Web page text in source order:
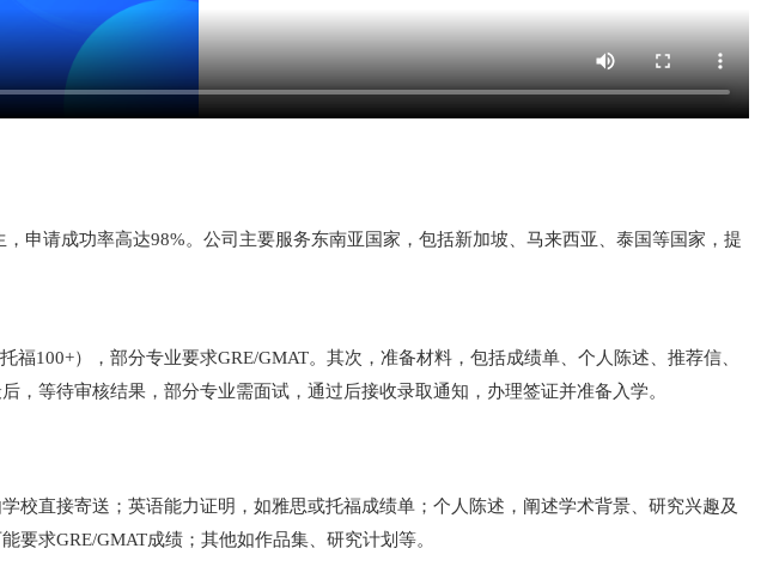
申请成功率高达98%。公司主要服务东南亚国家，包括新加坡、马来西亚、泰国等国家，提
100+），部分专业要求GRE/GMAT。其次，准备材料，包括成绩单、个人陈述、推荐信、
等待审核结果，部分专业需面试，通过后接收录取通知，办理签证并准备入学。
直接寄送；英语能力证明，如雅思或托福成绩单；个人陈述，阐述学术背景、研究兴趣及
求GRE/GMAT成绩；其他如作品集、研究计划等。